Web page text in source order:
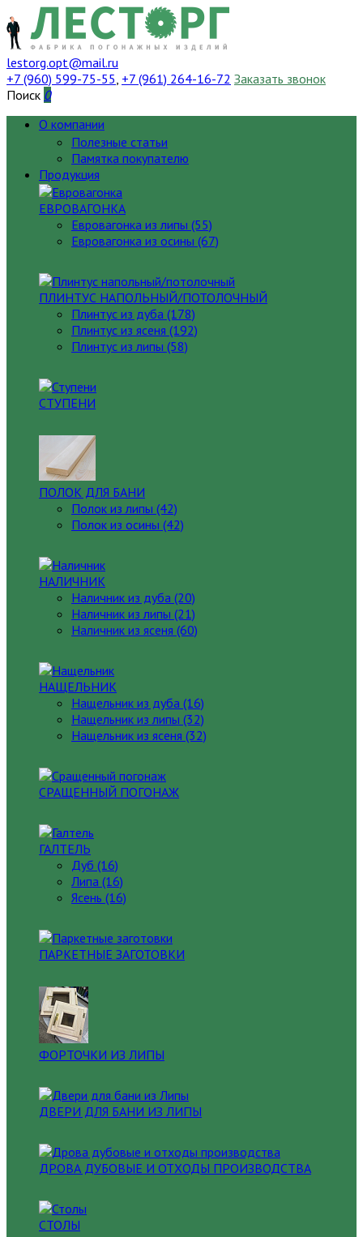
lestorg.opt@mail.ru
+7 (960) 599-75-55, +7 (961) 264-16-72 Заказать звонок
Поиск 0
О компании
Полезные статьи
Памятка покупателю
Продукция
ЕВРОВАГОНКА
Евровагонка из липы (55)
Евровагонка из осины (67)
ПЛИНТУС НАПОЛЬНЫЙ/ПОТОЛОЧНЫЙ
Плинтус из дуба (178)
Плинтус из ясеня (192)
Плинтус из липы (58)
СТУПЕНИ
ПОЛОК ДЛЯ БАНИ
Полок из липы (42)
Полок из осины (42)
НАЛИЧНИК
Наличник из дуба (20)
Наличник из липы (21)
Наличник из ясеня (60)
НАЩЕЛЬНИК
Нащельник из дуба (16)
Нащельник из липы (32)
Нащельник из ясеня (32)
СРАЩЕННЫЙ ПОГОНАЖ
ГАЛТЕЛЬ
Дуб (16)
Липа (16)
Ясень (16)
ПАРКЕТНЫЕ ЗАГОТОВКИ
ФОРТОЧКИ ИЗ ЛИПЫ
ДВЕРИ ДЛЯ БАНИ ИЗ ЛИПЫ
ДРОВА ДУБОВЫЕ И ОТХОДЫ ПРОИЗВОДСТВА
СТОЛЫ